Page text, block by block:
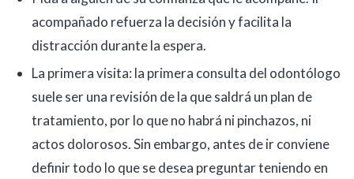
acompañado refuerza la decisión y facilita la
distracción durante la espera.
La primera visita: la primera consulta del odontólogo
suele ser una revisión de la que saldrá un plan de
tratamiento, por lo que no habrá ni pinchazos, ni
actos dolorosos. Sin embargo, antes de ir conviene
definir todo lo que se desea preguntar teniendo en